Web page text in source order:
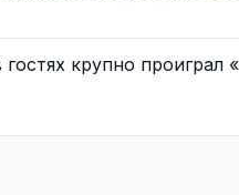
крупно проиграл